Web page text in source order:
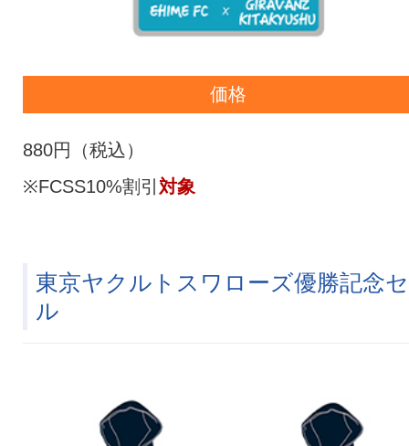
価格
880円（税込）
※FCSS10%割引 対象
東京ヤクルトスワローズ優勝記念
ル